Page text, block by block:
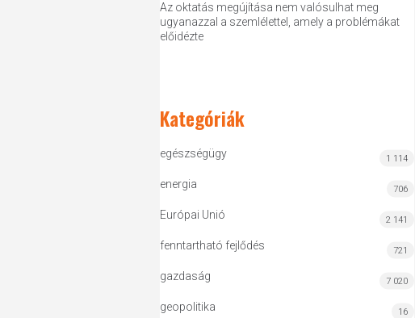
Az oktatás megújítása nem valósulhat meg
ugyanazzal a szemlélettel, amely a problémákat
előidézte
Kategóriák
egészségügy 1 114
energia 706
Európai Unió 2 141
fenntartható fejlődés 721
gazdaság 7 020
geopolitika 16